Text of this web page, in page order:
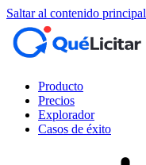
Saltar al contenido principal
Producto
Precios
Explorador
Casos de éxito